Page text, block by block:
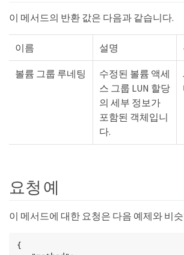
이 메서드의 반환 값은 다음과 같습니다.
이름 설명
볼륨 그룹 루네팅
수정된 볼륨 액세
스 그룹 LUN 할당
의 세부 정보가
포함된 객체입니
다.
요청 예
이 메서드에 대한 요청은 다음 예제와 비
{